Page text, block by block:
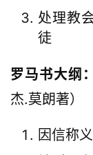
处理教
徒
罗马书大纲：
杰.莫朗著）
因信称